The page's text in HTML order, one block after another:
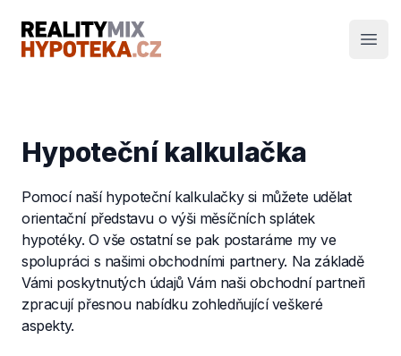
RealityMIX Hypotéka
Hypoteční kalkulačka
Pomocí naší hypoteční kalkulačky si můžete udělat
orientační představu o výši měsíčních splátek
hypotéky. O vše ostatní se pak postaráme my ve
spolupráci s našimi obchodními partnery. Na základě
Vámi poskytnutých údajů Vám naši obchodní partneři
zpracují přesnou nabídku zohledňující veškeré
aspekty.